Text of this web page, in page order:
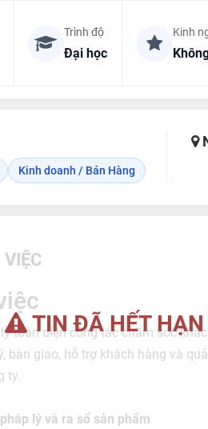
Trình độ
Đại học
Kinh
Kinh doanh / Bán Hàng
TIN ĐÃ HẾT HẠN
toàn diện công tác chăm sóc
bàn giao, hỗ trợ khách hàng và
ty.
lý và ra sổ sản phẩm